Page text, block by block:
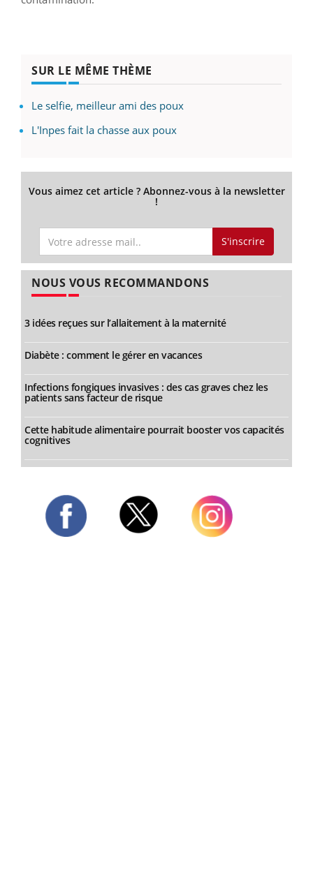
SUR LE MÊME THÈME
Le selfie, meilleur ami des poux
L'Inpes fait la chasse aux poux
Vous aimez cet article ? Abonnez-vous à la newsletter
!
S'inscrire
NOUS VOUS RECOMMANDONS
3 idées reçues sur l’allaitement à la maternité
Diabète : comment le gérer en vacances
Infections fongiques invasives : des cas graves chez les
patients sans facteur de risque
Cette habitude alimentaire pourrait booster vos capacités
cognitives